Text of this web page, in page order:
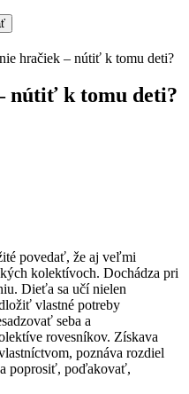
hračiek – nútiť k tomu deti?
nútiť k tomu deti?
povedať, že aj veľmi
kolektívoch. Dochádza pri
Dieťa sa učí nielen
vlastné potreby
seba a
rovesníkov. Získava
poznáva rozdiel
poprosiť, poďakovať,